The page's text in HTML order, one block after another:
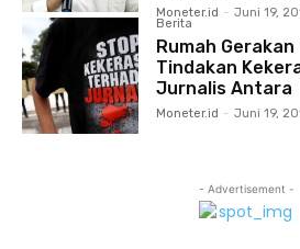
Moneter.id - Juni 19,
Berita
Rumah
Tindakan
Jurnalis Antara
Moneter.id - Juni 19,
- Advertisement -